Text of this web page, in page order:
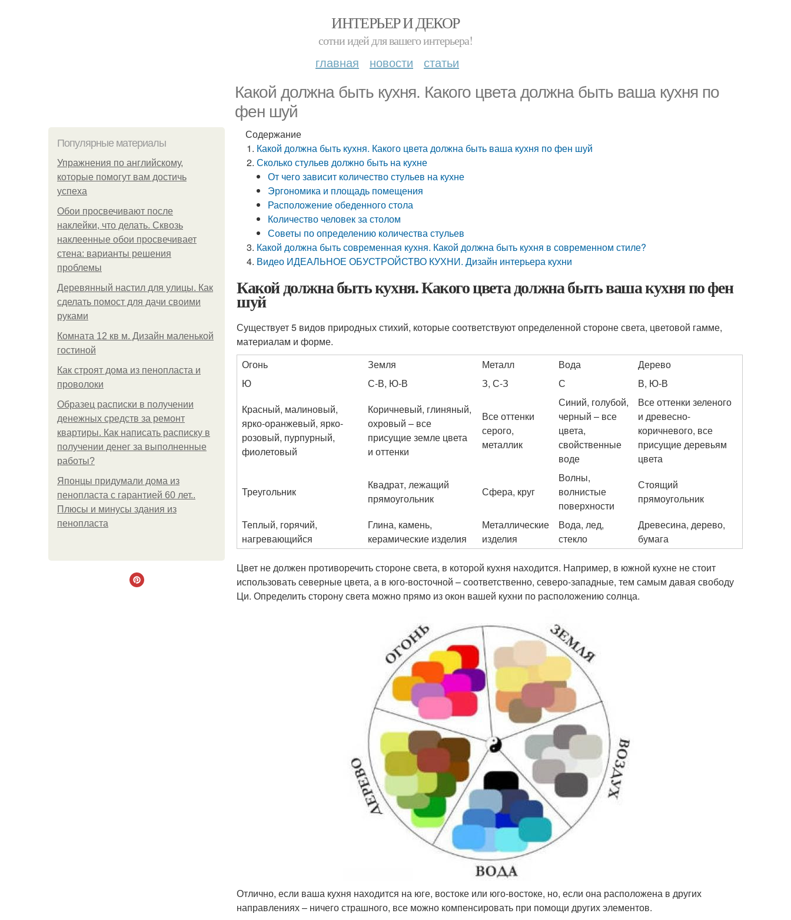
ИНТЕРЬЕР И ДЕКОР
сотни идей для вашего интерьера!
главная новости статьи
Какой должна быть кухня. Какого цвета должна быть ваша кухня по
фен шуй
Популярные материалы
Упражнения по английскому,
которые помогут вам достичь
успеха
Обои просвечивают после
наклейки, что делать. Сквозь
наклеенные обои просвечивает
стена: варианты решения
проблемы
Деревянный настил для улицы. Как
сделать помост для дачи своими
руками
Комната 12 кв м. Дизайн маленькой
гостиной
Как строят дома из пенопласта и
проволоки
Образец расписки в получении
денежных средств за ремонт
квартиры. Как написать расписку в
получении денег за выполненные
работы?
Японцы придумали дома из
пенопласта с гарантией 60 лет..
Плюсы и минусы здания из
пенопласта
Содержание
Какой должна быть кухня. Какого цвета должна быть ваша кухня по фен шуй
Сколько стульев должно быть на кухне
От чего зависит количество стульев на кухне
Эргономика и площадь помещения
Расположение обеденного стола
Количество человек за столом
Советы по определению количества стульев
Какой должна быть современная кухня. Какой должна быть кухня в современном стиле?
Видео ИДЕАЛЬНОЕ ОБУСТРОЙСТВО КУХНИ. Дизайн интерьера кухни
Какой должна быть кухня. Какого цвета должна быть ваша кухня по фен
шуй
Существует 5 видов природных стихий, которые соответствуют определенной стороне света, цветовой гамме,
материалам и форме.
Огонь
Земля Металл Вода
Дерево
Ю
С-В, Ю-В З, С-З С
В, Ю-В
Красный, малиновый,
ярко-оранжевый, ярко-
розовый, пурпурный,
фиолетовый
Коричневый, глиняный,
охровый – все
присущие земле цвета
и оттенки
Все оттенки
серого,
металлик
Синий, голубой,
черный – все
цвета,
свойственные
воде
Все оттенки зеленого
и древесно-
коричневого, все
присущие деревьям
цвета
Треугольник
Квадрат, лежащий
прямоугольник
Сфера, круг
Волны,
волнистые
поверхности
Стоящий
прямоугольник
Теплый, горячий,
нагревающийся
Глина, камень,
керамические изделия
Металлические
изделия
Вода, лед,
стекло
Древесина, дерево,
бумага
Цвет не должен противоречить стороне света, в которой кухня находится. Например, в южной кухне не стоит
использовать северные цвета, а в юго-восточной – соответственно, северо-западные, тем самым давая свободу
Ци. Определить сторону света можно прямо из окон вашей кухни по расположению солнца.
Отлично, если ваша кухня находится на юге, востоке или юго-востоке, но, если она расположена в других
направлениях – ничего страшного, все можно компенсировать при помощи других элементов.